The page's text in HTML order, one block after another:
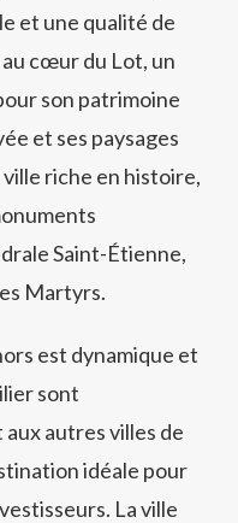
et une qualité de
cœur du Lot, un
son patrimoine
et ses paysages
riche en histoire,
Saint-Étienne,
Martyrs.
est dynamique et
sont
autres villes de
idéale pour
La ville